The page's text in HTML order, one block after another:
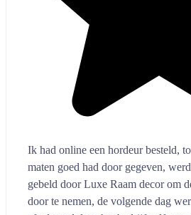
10 maanden geleden